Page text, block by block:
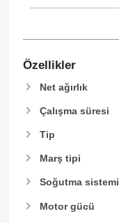
Özellikler
Net ağırlık
Çalışma süresi
Tip
Marş tipi
Soğutma sistemi
Motor gücü